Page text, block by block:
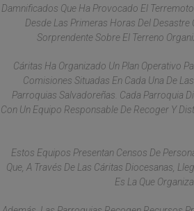
Damnificados Que Ha Provocado El
Desde Las Primeras Horas Del Desastre
Sorprendente Sobre El Terreno
Cáritas Ha Organizado Un Plan Operativo
Comisiones Situadas En Cada Una De
Parroquias Salvadoreñas. Cada Parroquia
Con Un Equipo Responsable De Recoger Y
Estos Equipos Presentan Censos De
Que, A Través De Las Cáritas Diocesanas,
Es La Que